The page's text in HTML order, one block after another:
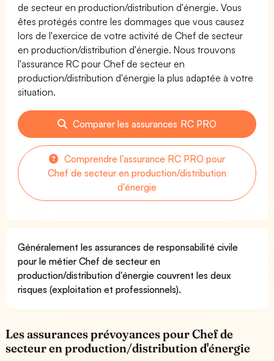
de secteur en production/distribution d'énergie. Vous
êtes protégés contre les dommages que vous causez
lors de l'exercice de votre activité de Chef de secteur
en production/distribution d'énergie. Nous trouvons
l'assurance RC pour Chef de secteur en
production/distribution d'énergie la plus adaptée à votre
situation.
Comparer les assurances RC PRO
Comprendre l'assurance RC PRO pour
Chef de secteur en production/distribution
d'énergie
Généralement les assurances de responsabilité civile
pour le métier Chef de secteur en
production/distribution d'énergie couvrent les deux
risques (exploitation et professionnels).
Les assurances prévoyances pour Chef de
secteur en production/distribution d'énergie